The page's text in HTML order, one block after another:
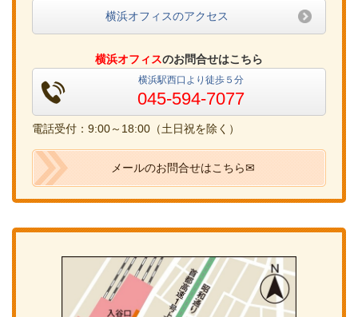
横浜オフィスのアクセス
横浜オフィスのお問合せはこちら
横浜駅西口より徒歩５分
045-594-7077
電話受付：9:00～18:00（土日祝を除く）
メールのお問合せはこちら✉